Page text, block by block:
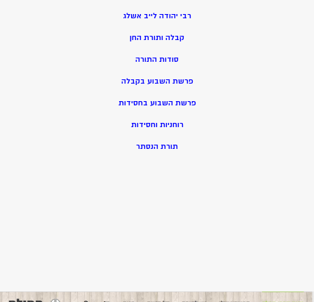
רבי יהודה לייב אשלג
קבלה ותורת החן
סודות התורה
פרשת השבוע בקבלה
פרשת השבוע בחסידות
רוחניות וחסידות
תורת הנסתר